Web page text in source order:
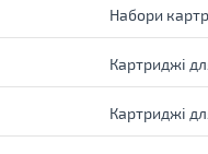
Набори
Картриджі
Картриджі